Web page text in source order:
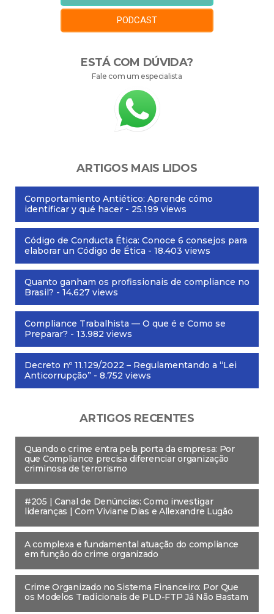
PODCAST
ESTÁ COM DÚVIDA?
Fale com um especialista
ARTIGOS MAIS LIDOS
Comportamiento Antiético: Aprende cómo
identificar y qué hacer - 25.199 views
Código de Conducta Ética: Conoce 6 consejos para
elaborar un Código de Ética - 18.403 views
Quanto ganham os profissionais de compliance no
Brasil? - 14.627 views
Compliance Trabalhista — O que é e Como se
Preparar? - 13.982 views
Decreto nº 11.129/2022 – Regulamentando a “Lei
Anticorrupção” - 8.752 views
ARTIGOS RECENTES
Quando o crime entra pela porta da empresa: Por
que Compliance precisa diferenciar organização
criminosa de terrorismo
#205 | Canal de Denúncias: Como investigar
lideranças | Com Viviane Dias e Allexandre Lugão
A complexa e fundamental atuação do compliance
em função do crime organizado
Crime Organizado no Sistema Financeiro: Por Que
os Modelos Tradicionais de PLD-FTP Já Não Bastam